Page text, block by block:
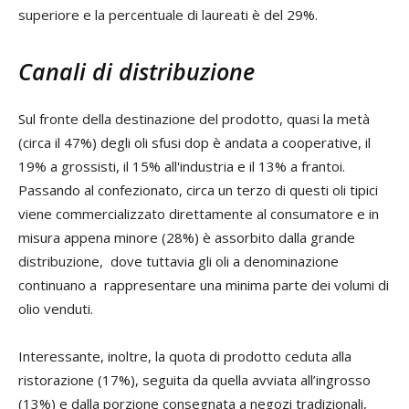
superiore e la percentuale di laureati è del 29%.
Canali di distribuzione
Sul fronte della destinazione del prodotto, quasi la metà
(circa il 47%) degli oli sfusi dop è andata a cooperative, il
19% a grossisti, il 15% all'industria e il 13% a frantoi.
Passando al confezionato, circa un terzo di questi oli tipici
viene commercializzato direttamente al consumatore e in
misura appena minore (28%) è assorbito dalla grande
distribuzione, dove tuttavia gli oli a denominazione
continuano a rappresentare una minima parte dei volumi di
olio venduti.
Interessante, inoltre, la quota di prodotto ceduta alla
ristorazione (17%), seguita da quella avviata all’ingrosso
(13%) e dalla porzione consegnata a negozi tradizionali,